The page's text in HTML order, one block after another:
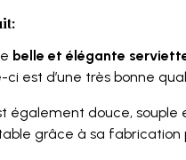
belle et élégante
ci est d’une très bonne
également douce, souple
grâce à sa fabrication